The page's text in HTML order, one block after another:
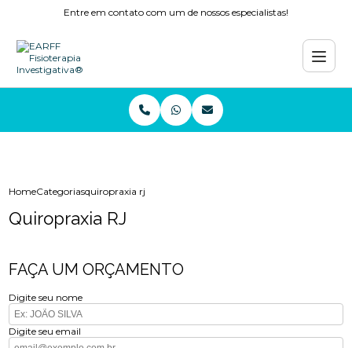
Entre em contato com um de nossos especialistas!
HomeCategoriasquiropraxia rj
Quiropraxia RJ
FAÇA UM ORÇAMENTO
Digite seu nome
Digite seu email